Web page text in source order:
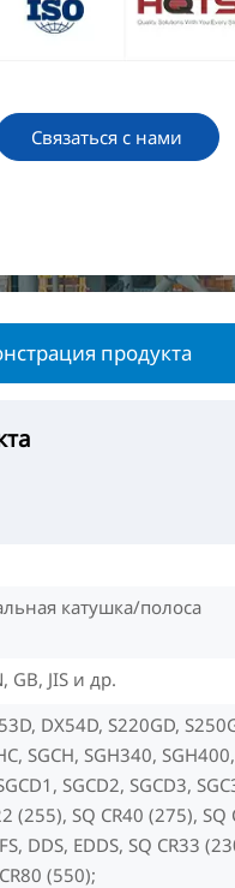
Связаться с нами
продукта
катушка/полоса
GB, JIS и др.
DX54D, S220GD,
SGCH, SGH340,
SGCD2, SGCD3,
(255), SQ CR40 (275), SQ
DDS, EDDS, SQ CR33
(550);